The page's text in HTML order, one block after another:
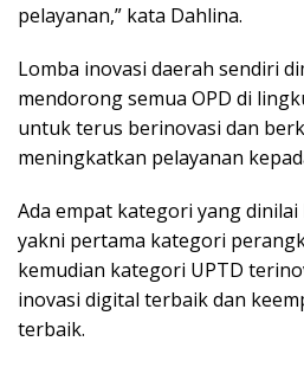
pelayanan,” kata Dahlina.
Lomba inovasi daerah sendiri
mendorong semua OPD di
untuk terus berinovasi dan
meningkatkan pelayanan
Ada empat kategori yang dinilai
yakni pertama kategori
kemudian kategori UPTD
inovasi digital terbaik dan
terbaik.